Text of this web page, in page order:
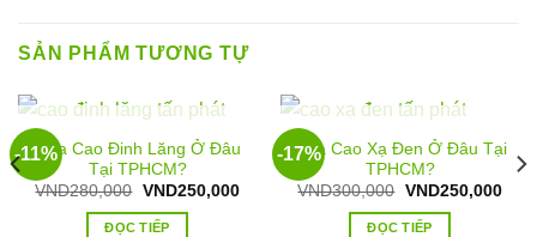
SẢN PHẨM TƯƠNG TỰ
-11% HẾT HÀNG
Mua Cao Đinh Lăng Ở Đâu
Tại TPHCM?
VND280,000 Giá
là:
VND250,000Giá
ĐỌC TIẾP
-17% HẾT HÀNG
Mua Cao Xạ Đen Ở Đâu Tại
TPHCM?
VND300,000 Giá
là:
VND250,000Giá
ĐỌC TIẾP